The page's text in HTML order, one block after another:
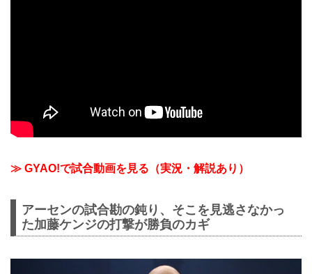
≫ GYAO!で試合動画を見る（実況・解説あり）
アーセンの試合勘の鈍り、そこを見逃さなかっ
た加藤ケンジの打撃が勝負のカギ